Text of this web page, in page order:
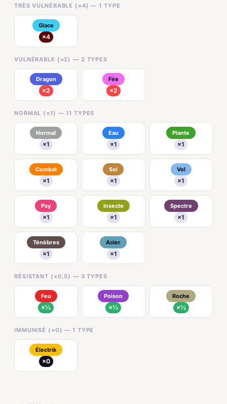
TRÈS VULNÉRABLE (×4) — 1 TYPE
Glace
×4
VULNÉRABLE (×2) — 2 TYPES
Dragon
×2
Fée
×2
NORMAL (×1) — 11 TYPES
Normal
×1
Eau
×1
Plante
×1
Combat
×1
Sol
×1
Vol
×1
Psy
×1
Insecte
×1
Spectre
×1
Ténèbres
×1
Acier
×1
RÉSISTANT (×0,5) — 3 TYPES
Feu
×½
Poison
×½
Roche
×½
IMMUNISÉ (×0) — 1 TYPE
Électrik
×0